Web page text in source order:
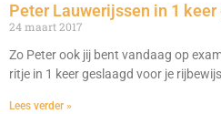
Peter Lauwerijssen in 1 keer
24 maart 2017
Zo Peter ook jij bent vandaag op
ritje in 1 keer geslaagd voor je
Lees verder »